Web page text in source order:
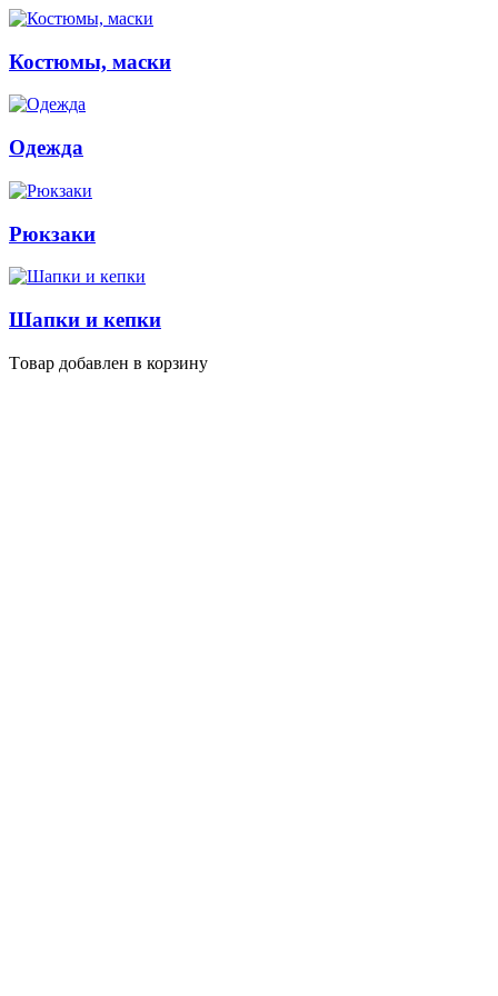
Костюмы, маски
Одежда
Рюкзаки
Шапки и кепки
Tовар добавлен в корзину